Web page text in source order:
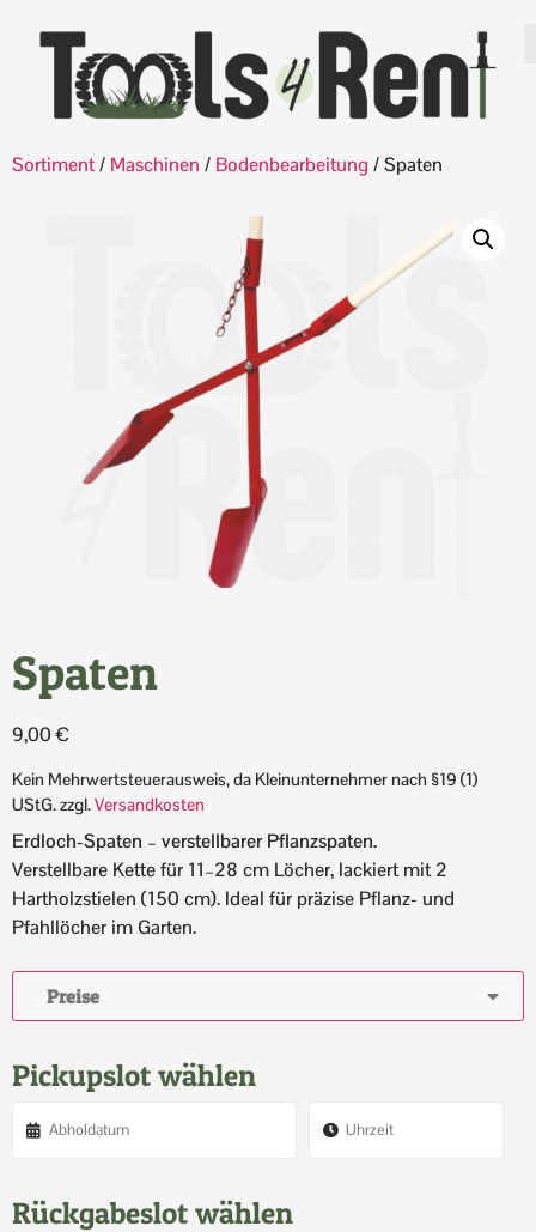
Sortiment/ Maschinen / Bodenbearbeitung / Spaten
Spaten
9,00€
Kein Mehrwertsteuerausweis, da Kleinunternehmer nach §19 (1)
UStG.zzgl.Versandkosten
Erdloch-Spaten – verstellbarer Pflanzspaten.
Verstellbare Kette für 11–28 cm Löcher, lackiert mit 2
Hartholzstielen (150 cm). Ideal für präzise Pflanz- und
Pfahllöcher im Garten.
Preise
Pickupslot wählen
Rückgabeslot wählen